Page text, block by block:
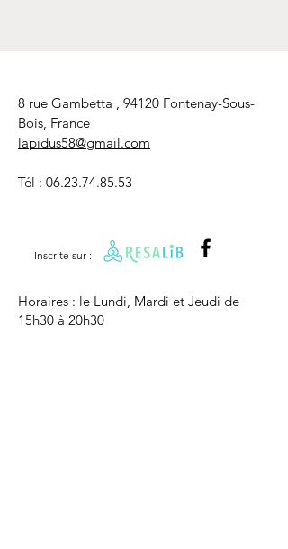
8 rue Gambetta , 94120 Fontenay-Sous-
Bois, France
lapidus58@gmail.com
Tél : 06.23.74.85.53
Inscrite sur :
Horaires : le Lundi, Mardi et Jeudi de
15h30 à 20h30